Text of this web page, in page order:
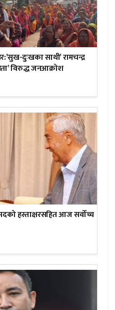
दुःखका साथी’ रामचन्द्र
विरुद्ध जनआक्रोश
हस्ताक्षरसहित आज सर्वोच्च